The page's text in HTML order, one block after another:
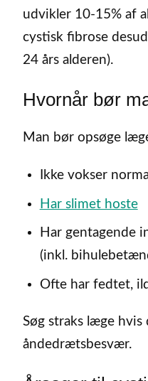
udvikler 10-15% af
cystisk fibrose
24 års alderen).
Hvornår bør
Man bør opsøge
Ikke vokser
Har slimet hoste
Har gentagende
(inkl.
Ofte har fedtet,
Søg straks læge hvis
åndedrætsbesvær.